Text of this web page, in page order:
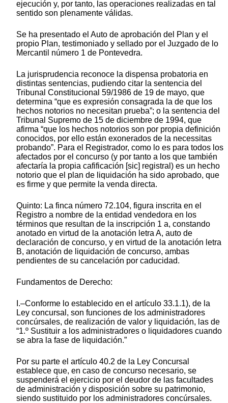
ejecución y, por tanto, las operaciones realizadas en tal
sentido son plenamente válidas.
Se ha presentado el Auto de aprobación del Plan y el
propio Plan, testimoniado y sellado por el Juzgado de lo
Mercantil número 1 de Pontevedra.
La jurisprudencia reconoce la dispensa probatoria en
distintas sentencias, pudiendo citar la sentencia del
Tribunal Constitucional 59/1986 de 19 de mayo, que
determina “que es expresión consagrada la de que los
hechos notorios no necesitan prueba”; o la sentencia del
Tribunal Supremo de 15 de diciembre de 1994, que
afirma “que los hechos notorios son por propia definición
conocidos, por ello están exonerados de la necessitas
probando”. Para el Registrador, como lo es para todos los
afectados por el concurso (y por tanto a los que también
afectaría la propia cafificación [sic] registral) es un hecho
notorio que el plan de liquidación ha sido aprobado, que
es firme y que permite la venda directa.
Quinto: La finca número 72.104, figura inscrita en el
Registro a nombre de la entidad vendedora en los
términos que resultan de la inscripción 1 a, constando
anotado en virtud de la anotación letra A, auto de
declaración de concurso, y en virtud de la anotación letra
B, anotación de liquidación de concurso, ambas
pendientes de su cancelación por caducidad.
Fundamentos de Derecho:
I.–Conforme lo establecido en el artículo 33.1.1), de la
Ley concursal, son funciones de los administradores
concúrsales, de realización de valor y liquidación, las de
“1.º Sustituir a los administradores o liquidadores cuando
se abra la fase de liquidación.”
Por su parte el artículo 40.2 de la Ley Concursal
establece que, en caso de concurso necesario, se
suspenderá el ejercicio por el deudor de las facultades
de administración y disposición sobre su patrimonio,
siendo sustituido por los administradores concúrsales.